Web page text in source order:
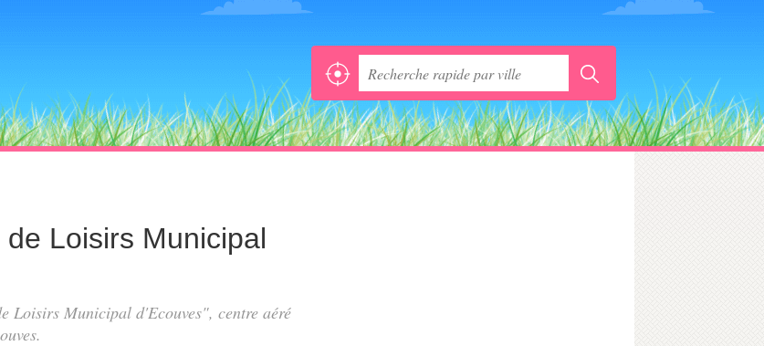
Loisirs Municipal
Loisirs Municipal d'Ecouves", centre aéré